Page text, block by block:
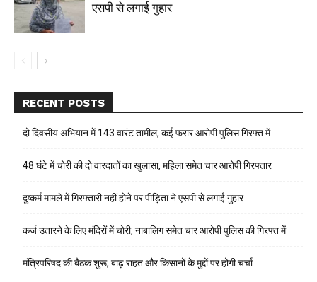
एसपी से लगाई गुहार
RECENT POSTS
दो दिवसीय अभियान में 143 वारंट तामील, कई फरार आरोपी पुलिस गिरफ्त में
48 घंटे में चोरी की दो वारदातों का खुलासा, महिला समेत चार आरोपी गिरफ्तार
दुष्कर्म मामले में गिरफ्तारी नहीं होने पर पीड़िता ने एसपी से लगाई गुहार
कर्ज उतारने के लिए मंदिरों में चोरी, नाबालिग समेत चार आरोपी पुलिस की गिरफ्त में
मंत्रिपरिषद की बैठक शुरू, बाढ़ राहत और किसानों के मुद्दों पर होगी चर्चा